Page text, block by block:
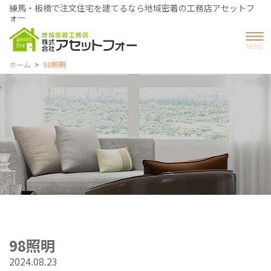
練馬・板橋で注文住宅を建てるなら地域密着の工務店アセットフ
ォー
ホーム 98照明
98照明
2024.08.23